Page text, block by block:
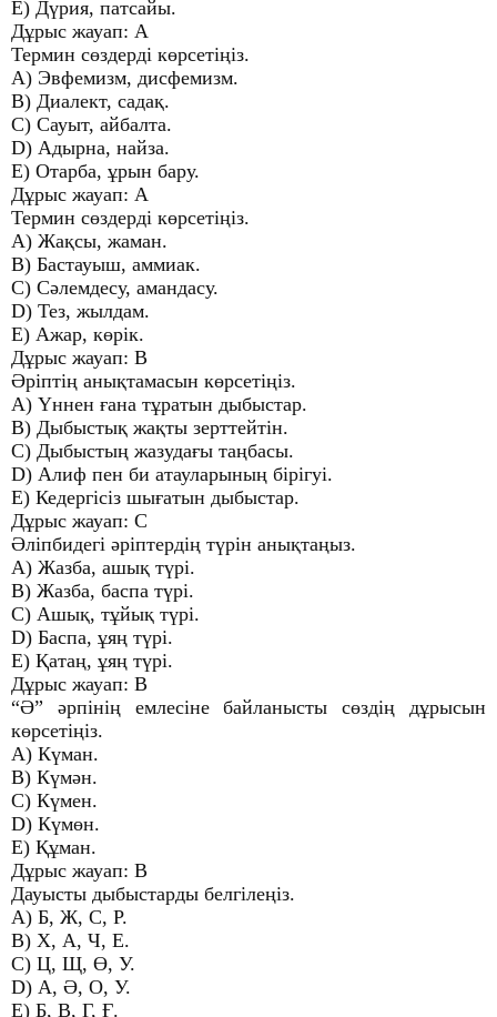
E) Дүрия, патсайы.
Дұрыс жауап: А
Термин сөздерді көрсетіңіз.
A) Эвфемизм, дисфемизм.
B) Диалект, садақ.
C) Сауыт, айбалта.
D) Адырна, найза.
E) Отарба, ұрын бару.
Дұрыс жауап: А
Термин сөздерді көрсетіңіз.
A) Жақсы, жаман.
B) Бастауыш, аммиак.
C) Сәлемдесу, амандасу.
D) Тез, жылдам.
E) Ажар, көрік.
Дұрыс жауап: В
Әріптің анықтамасын көрсетіңіз.
A) Үннен ғана тұратын дыбыстар.
B) Дыбыстық жақты зерттейтін.
C) Дыбыстың жазудағы таңбасы.
D) Алиф пен би атауларының бірігуі.
E) Кедергісіз шығатын дыбыстар.
Дұрыс жауап: C
Әліпбидегі әріптердің түрін анықтаңыз.
A) Жазба, ашық түрі.
B) Жазба, баспа түрі.
C) Ашық, тұйық түрі.
D) Баспа, ұяң түрі.
E) Қатаң, ұяң түрі.
Дұрыс жауап: B
“Ә” әрпінің емлесіне байланысты сөздің дұрысын
көрсетіңіз.
A) Күман.
B) Күмән.
C) Күмен.
D) Күмөн.
E) Құман.
Дұрыс жауап: В
Дауысты дыбыстарды белгілеңіз.
A) Б, Ж, С, Р.
B) Х, А, Ч, Е.
C) Ц, Щ, Ө, У.
D) А, Ә, О, У.
E) Б, В, Г, Ғ.